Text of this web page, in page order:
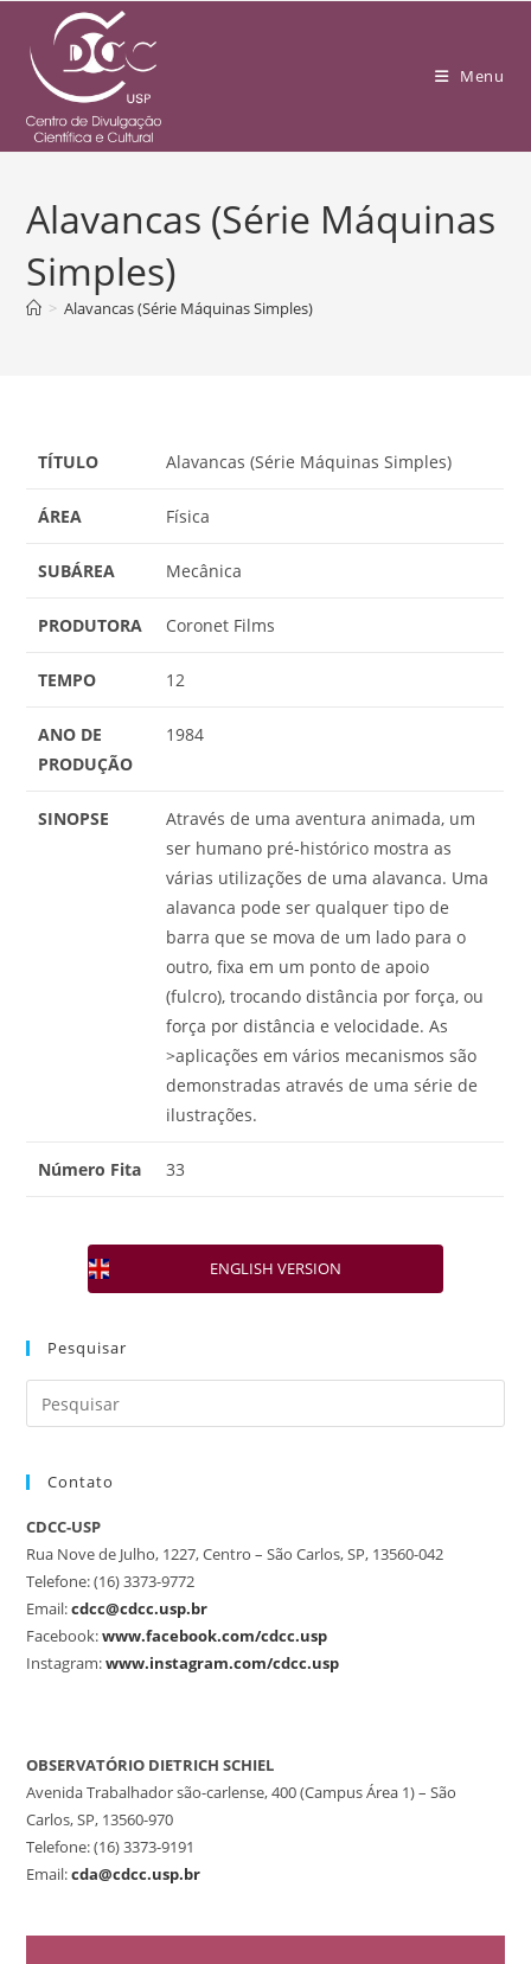
Menu
Alavancas (Série Máquinas
Simples)
> Alavancas (Série Máquinas Simples)
TÍTULO Alavancas (Série Máquinas Simples)
ÁREA Física
SUBÁREA Mecânica
PRODUTORA Coronet Films
TEMPO 12
ANO DE
PRODUÇÃO
1984
SINOPSE
Através de uma aventura animada, um
ser humano pré-histórico mostra as
várias utilizações de uma alavanca. Uma
alavanca pode ser qualquer tipo de
barra que se mova de um lado para o
outro, fixa em um ponto de apoio
(fulcro), trocando distância por força, ou
força por distância e velocidade. As
>aplicações em vários mecanismos são
demonstradas através de uma série de
ilustrações.
Número Fita 33
ENGLISH VERSION
Pesquisar
Contato
CDCC-USP
Rua Nove de Julho, 1227, Centro – São Carlos, SP, 13560-042
Telefone: (16) 3373-9772
Email:cdcc@cdcc.usp.br
Facebook:www.facebook.com/cdcc.usp
Instagram:www.instagram.com/cdcc.usp
OBSERVATÓRIO DIETRICH SCHIEL
Avenida Trabalhador são-carlense, 400 (Campus Área 1) – São
Carlos, SP, 13560-970
Telefone: (16) 3373-9191
Email:cda@cdcc.usp.br